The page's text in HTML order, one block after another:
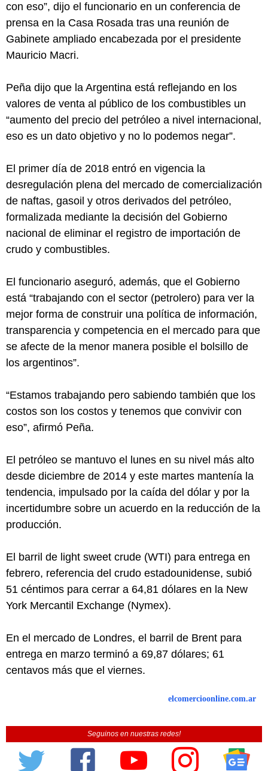
con eso”, dijo el funcionario en un conferencia de
prensa en la Casa Rosada tras una reunión de
Gabinete ampliado encabezada por el presidente
Mauricio Macri.
Peña dijo que la Argentina está reflejando en los
valores de venta al público de los combustibles un
“aumento del precio del petróleo a nivel internacional,
eso es un dato objetivo y no lo podemos negar”.
El primer día de 2018 entró en vigencia la
desregulación plena del mercado de comercialización
de naftas, gasoil y otros derivados del petróleo,
formalizada mediante la decisión del Gobierno
nacional de eliminar el registro de importación de
crudo y combustibles.
El funcionario aseguró, además, que el Gobierno
está “trabajando con el sector (petrolero) para ver la
mejor forma de construir una política de información,
transparencia y competencia en el mercado para que
se afecte de la menor manera posible el bolsillo de
los argentinos”.
“Estamos trabajando pero sabiendo también que los
costos son los costos y tenemos que convivir con
eso”, afirmó Peña.
El petróleo se mantuvo el lunes en su nivel más alto
desde diciembre de 2014 y este martes mantenía la
tendencia, impulsado por la caída del dólar y por la
incertidumbre sobre un acuerdo en la reducción de la
producción.
El barril de light sweet crude (WTI) para entrega en
febrero, referencia del crudo estadounidense, subió
51 céntimos para cerrar a 64,81 dólares en la New
York Mercantil Exchange (Nymex).
En el mercado de Londres, el barril de Brent para
entrega en marzo terminó a 69,87 dólares; 61
centavos más que el viernes.
elcomercioonline.com.ar
Seguinos en nuestras redes!